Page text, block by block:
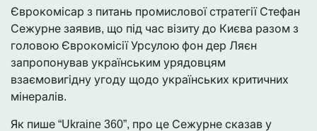
Єврокомісар з питань промислової стратегії Стефан
Сежурне заявив, що під час візиту до Києва разом з
головою Єврокомісії Урсулою фон дер Ляєн
запропонував українським урядовцям
взаємовигідну угоду щодо українських критичних
мінералів.
Як пише “Ukraine 360”, про це Сежурне сказав у